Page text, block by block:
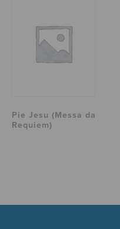
Pie Jesu (Messa da
Requiem)